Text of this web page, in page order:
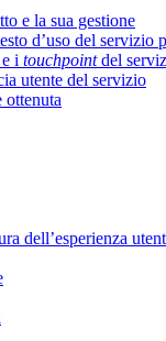
e la sua gestione
d’uso del servizio
i touchpointdel
utente del servizio
ottenuta
dell’esperienza